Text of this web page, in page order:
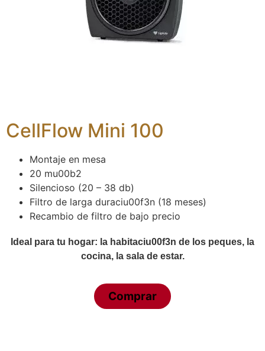
CellFlow Mini 100
Montaje en mesa
20 mu00b2
Silencioso (20 – 38 db)
Filtro de larga duraciu00f3n (18 meses)
Recambio de filtro de bajo precio
Ideal para tu hogar: la habitaciu00f3n de los peques, la
cocina, la sala de estar.
Comprar